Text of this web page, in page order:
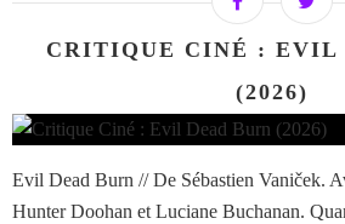
CRITIQUE CINÉ : EVIL
(2026)
Evil Dead Burn // De Sébastien Vaniček.
Hunter Doohan et Luciane Buchanan.